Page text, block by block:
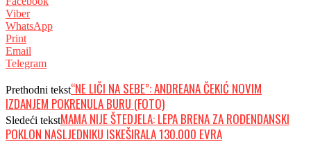
Viber
WhatsApp
Print
Email
Telegram
Prethodni tekst“NE LIČI NA SEBE”: ANDREANA ČEKIĆ NOVIM
IZDANJEM POKRENULA BURU (FOTO)
Sledeći tekstMAMA NIJE ŠTEDJELA: LEPA BRENA ZA ROĐENDANSKI
POKLON NASLJEDNIKU ISKEŠIRALA 130.000 EVRA